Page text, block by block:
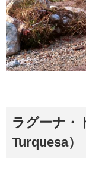
ラグーナ・
Turquesa）